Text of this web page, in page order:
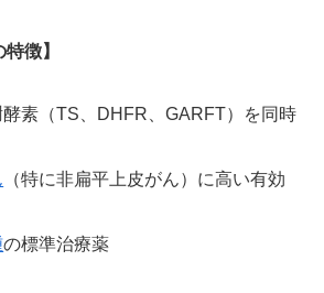
徴】
素（TS、DHFR、GARFT）を同時
（特に非扁平上皮がん）に高い有効
の標準治療薬